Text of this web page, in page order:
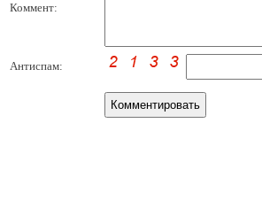
Коммент:
Антиспам: